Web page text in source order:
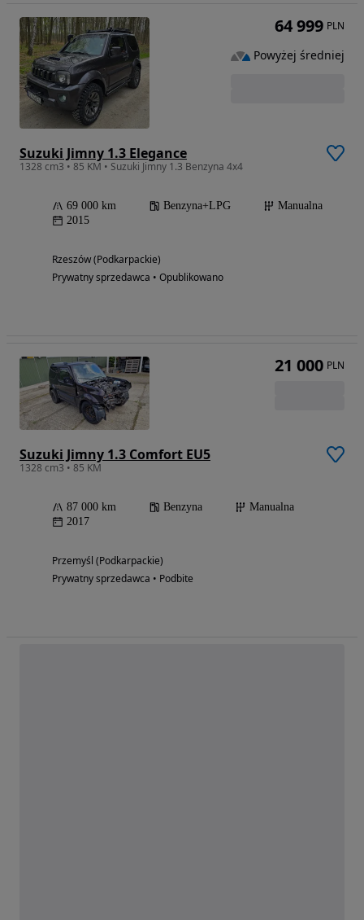
Suzuki Jimny 1.3 Elegance
1328 cm3 • 85 KM • Suzuki Jimny 1.3 Benzyna 4x4
69 000 km Benzyna+LPG
Manualna
2015
Rzeszów (Podkarpackie)
Prywatny sprzedawca • Opublikowano
64 999 PLN
Powyżej średniej
Suzuki Jimny 1.3 Comfort EU5
1328 cm3 • 85 KM
87 000 km Benzyna
Manualna
2017
Przemyśl (Podkarpackie)
Prywatny sprzedawca • Podbite
21 000 PLN